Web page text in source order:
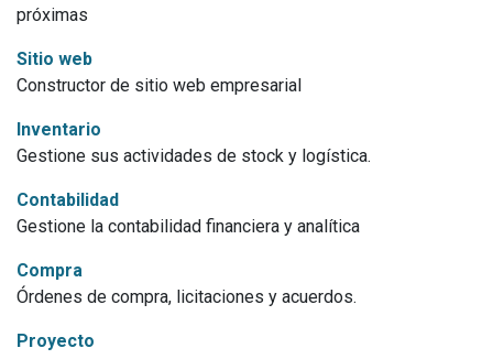
próximas
Sitio web
Constructor de sitio web empresarial
Inventario
Gestione sus actividades de stock y logística.
Contabilidad
Gestione la contabilidad financiera y analítica
Compra
Órdenes de compra, licitaciones y acuerdos.
Proyecto